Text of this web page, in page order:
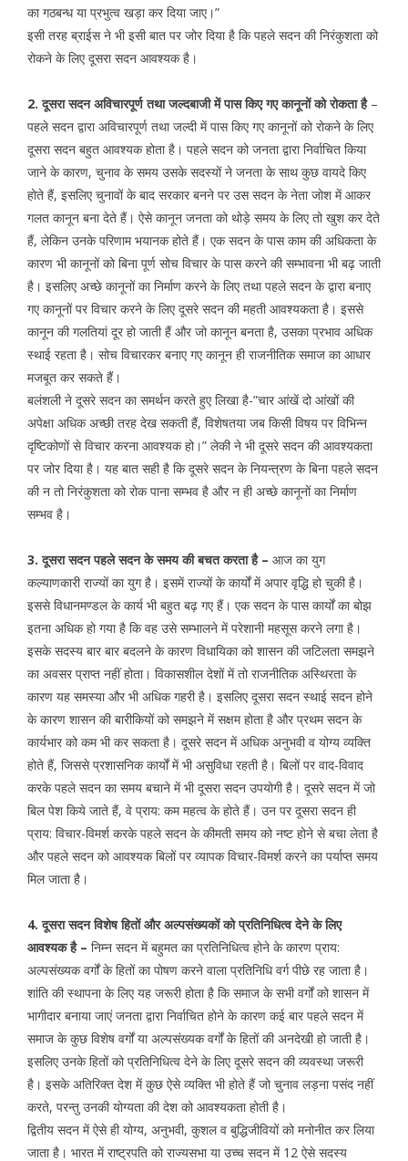
का गठबन्ध या प्रभुत्व खड़ा कर दिया जाए।”
इसी तरह ब्राईस ने भी इसी बात पर जोर दिया है कि पहले सदन की निरंकुशता को
रोकने के लिए दूसरा सदन आवश्यक है।
2. दूसरा सदन अविचारपूर्ण तथा जल्दबाजी में पास किए गए कानूनों को रोकता है –
पहले सदन द्वारा अविचारपूर्ण तथा जल्दी में पास किए गए कानूनों को रोकने के लिए
दूसरा सदन बहुत आवश्यक होता है। पहले सदन को जनता द्वारा निर्वाचित किया
जाने के कारण, चुनाव के समय उसके सदस्यों ने जनता के साथ कुछ वायदे किए
होते हैं, इसलिए चुनावों के बाद सरकार बनने पर उस सदन के नेता जोश में आकर
गलत कानून बना देते हैं। ऐसे कानून जनता को थोड़े समय के लिए तो खुश कर देते
हैं, लेकिन उनके परिणाम भयानक होते हैं। एक सदन के पास काम की अधिकता के
कारण भी कानूनों को बिना पूर्ण सोच विचार के पास करने की सम्भावना भी बढ़ जाती
है। इसलिए अच्छे कानूनों का निर्माण करने के लिए तथा पहले सदन के द्वारा बनाए
गए कानूनों पर विचार करने के लिए दूसरे सदन की महती आवश्यकता है। इससे
कानून की गलतियां दूर हो जाती हैं और जो कानून बनता है, उसका प्रभाव अधिक
स्थाई रहता है। सोच विचारकर बनाए गए कानून ही राजनीतिक समाज का आधार
मजबूत कर सकते हैं।
बलंशली ने दूसरे सदन का समर्थन करते हुए लिखा है-”चार आंखें दो आंखों की
अपेक्षा अधिक अच्छी तरह देख सकती हैं, विशेषतया जब किसी विषय पर विभिन्न
दृष्टिकोणों से विचार करना आवश्यक हो।” लेकी ने भी दूसरे सदन की आवश्यकता
पर जोर दिया है। यह बात सही है कि दूसरे सदन के नियन्त्रण के बिना पहले सदन
की न तो निरंकुशता को रोक पाना सम्भव है और न ही अच्छे कानूनों का निर्माण
सम्भव है।
3. दूसरा सदन पहले सदन के समय की बचत करता है – आज का युग
कल्याणकारी राज्यों का युग है। इसमें राज्यों के कार्यों में अपार वृद्धि हो चुकी है।
इससे विधानमण्डल के कार्य भी बहुत बढ़ गए हैं। एक सदन के पास कार्यों का बोझ
इतना अधिक हो गया है कि वह उसे सम्भालने में परेशानी महसूस करने लगा है।
इसके सदस्य बार बार बदलने के कारण विधायिका को शासन की जटिलता समझने
का अवसर प्राप्त नहीं होता। विकासशील देशों में तो राजनीतिक अस्थिरता के
कारण यह समस्या और भी अधिक गहरी है। इसलिए दूसरा सदन स्थाई सदन होने
के कारण शासन की बारीकियों को समझने में सक्षम होता है और प्रथम सदन के
कार्यभार को कम भी कर सकता है। दूसरे सदन में अधिक अनुभवी व योग्य व्यक्ति
होते हैं, जिससे प्रशासनिक कार्यों में भी असुविधा रहती है। बिलों पर वाद-विवाद
करके पहले सदन का समय बचाने में भी दूसरा सदन उपयोगी है। दूसरे सदन में जो
बिल पेश किये जाते हैं, वे प्राय: कम महत्व के होते हैं। उन पर दूसरा सदन ही
प्राय: विचार-विमर्श करके पहले सदन के कीमती समय को नष्ट होने से बचा लेता है
और पहले सदन को आवश्यक बिलों पर व्यापक विचार-विमर्श करने का पर्याप्त समय
मिल जाता है।
4. दूसरा सदन विशेष हितों और अल्पसंख्यकों को प्रतिनिधित्व देने के लिए
आवश्यक है – निम्न सदन में बहुमत का प्रतिनिधित्व होने के कारण प्राय:
अल्पसंख्यक वर्गों के हितों का पोषण करने वाला प्रतिनिधि वर्ग पीछे रह जाता है।
शांति की स्थापना के लिए यह जरूरी होता है कि समाज के सभी वर्गों को शासन में
भागीदार बनाया जाएं जनता द्वारा निर्वाचित होने के कारण कई बार पहले सदन में
समाज के कुछ विशेष वर्गों या अल्पसंख्यक वर्गों के हितों की अनदेखी हो जाती है।
इसलिए उनके हितों को प्रतिनिधित्व देने के लिए दूसरे सदन की व्यवस्था जरूरी
है। इसके अतिरिक्त देश में कुछ ऐसे व्यक्ति भी होते हैं जो चुनाव लड़ना पसंद नहीं
करते, परन्तु उनकी योग्यता की देश को आवश्यकता होती है।
द्वितीय सदन में ऐसे ही योग्य, अनुभवी, कुशल व बुद्धिजीवियों को मनोनीत कर लिया
जाता है। भारत में राष्ट्रपति को राज्यसभा या उच्च सदन में 12 ऐसे सदस्य